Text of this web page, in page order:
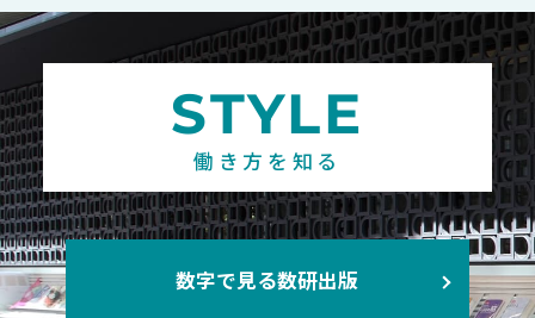
STYLE
働き方を知る
数字で見る数研出版